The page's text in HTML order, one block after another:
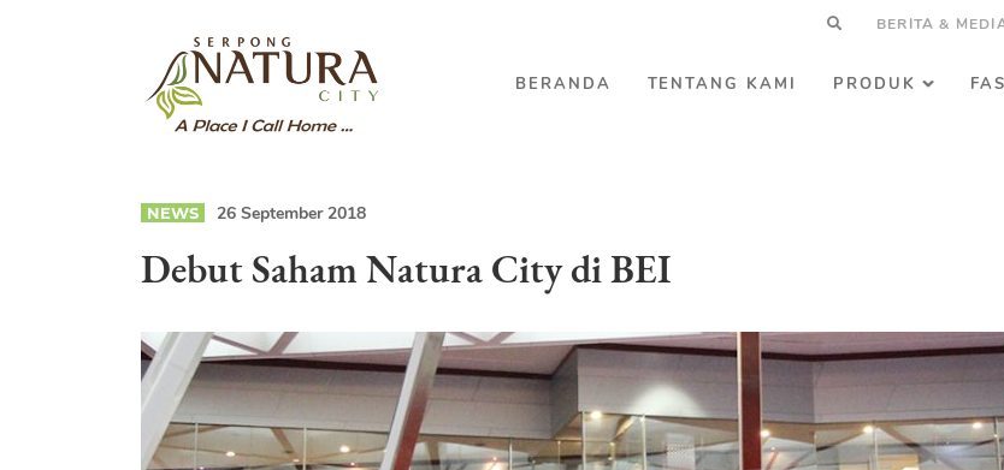
BERITA &
BERANDA TENTANG KAMI PRODUK
NEWS 26 September 2018
Debut Saham Natura City di BEI